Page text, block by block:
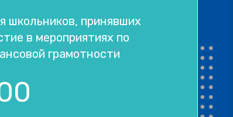
школьников, принявших
в мероприятиях по
грамотности